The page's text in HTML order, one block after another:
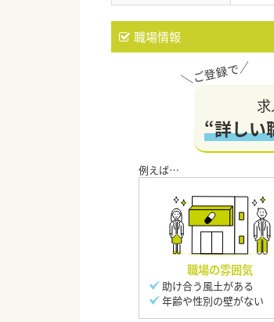
職場情報
“詳しい
職場の雰囲気
助け合う風土がある
年齢や性別の壁がない